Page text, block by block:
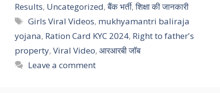
Results, Uncategorized,बैंक भर्ती,शिक्षा की जानकारी
Tags
Girls Viral Videos, mukhyamantri baliraja
yojana, Ration Card KYC 2024, Right to father's
property, Viral Video, आरआरबी जॉब
Leave a comment